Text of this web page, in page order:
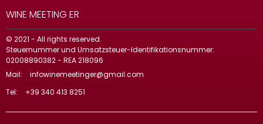
WINE MEETING ER
© 2021 - All rights reserved.
Steuernummer und Umsatzsteuer-Identifikationsnummer:
02008890382 - REA 218096
Mail:
infowinemeetinger@gmail.com
Tel:
+39 340 413 8251